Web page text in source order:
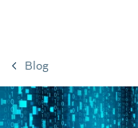
Blog